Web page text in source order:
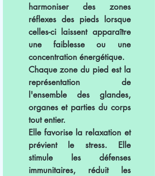
harmoniser des zones
réflexes des pieds lorsque
celles-ci laissent apparaître
une faiblesse ou une
concentration énergétique.
Chaque zone du pied est la
représentation de
l'ensemble des glandes,
organes et parties du corps
tout entier.
Elle favorise la relaxation et
prévient le stress. Elle
stimule les défenses
immunitaires, réduit les